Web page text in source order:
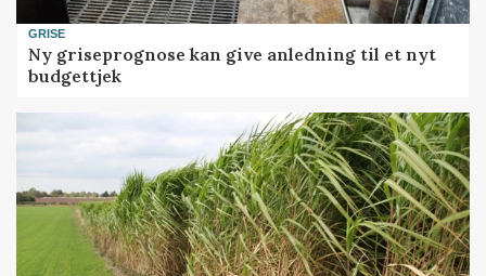
GRISE
Ny griseprognose kan give anledning til et nyt
budgettjek